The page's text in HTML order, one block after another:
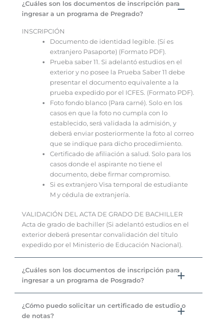
¿Cuáles son los documentos de inscripción para
ingresar a un programa de Pregrado?
INSCRIPCIÓN
Documento de identidad legible. (Sí es
extranjero Pasaporte) (Formato PDF).
Prueba saber 11. Si adelantó estudios en el
exterior y no posee la Prueba Saber 11 debe
presentar el documento equivalente a la
prueba expedido por el ICFES. (Formato PDF).
Foto fondo blanco (Para carné). Solo en los
casos en que la foto no cumpla con lo
establecido, será validada la admisión, y
deberá enviar posteriormente la foto al correo
que se indique para dicho procedimiento.
Certificado de afiliación a salud. Solo para los
casos donde el aspirante no tiene el
documento, debe firmar compromiso.
Si es extranjero Visa temporal de estudiante
M y cédula de extranjería.
VALIDACIÓN DEL ACTA DE GRADO DE BACHILLER
Acta de grado de bachiller (Si adelantó estudios en el
exterior deberá presentar convalidación del título
expedido por el Ministerio de Educación Nacional).
¿Cuáles son los documentos de inscripción para
ingresar a un programa de Posgrado?
¿Cómo puedo solicitar un certificado de estudio o
de notas?